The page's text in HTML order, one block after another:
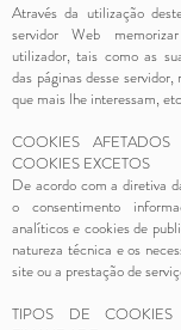
Através da utilização
servidor Web
utilizador, tais como as
das páginas desse
que mais lhe interessam,
COOKIES
COOKIES EXCETOS
De acordo com a diretiva
o consentimento
analíticos e cookies de
natureza técnica e os
site ou a prestação de
TIPOS DE